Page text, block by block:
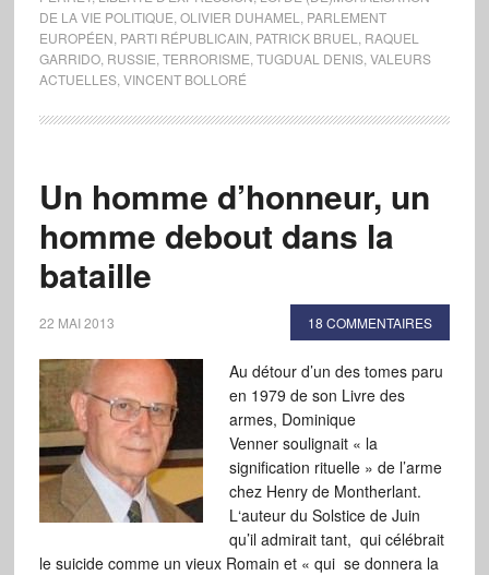
DE LA VIE POLITIQUE OLIVIER DUHAMEL
PARLEMENT
EUROPÉEN PARTI RÉPUBLICAIN PATRICK BRUEL
RAQUEL
GARRIDO, RUSSIE TERRORISME TUGDUAL DENIS, VALEURS
ACTUELLES, VINCENT BOLLORÉ
Un homme d’honneur, un
homme debout dans la
bataille
22 MAI 2013 18 COMMENTAIRES
Au détour d’un des tomes paru
en 1979 de son Livre des
armes, Dominique
Venner soulignait « la
signification rituelle » de l’arme
chez Henry de Montherlant.
L‘auteur du Solstice de Juin
qu’il admirait tant, qui célébrait
le suicide comme un vieux Romain et « qui se donnera la